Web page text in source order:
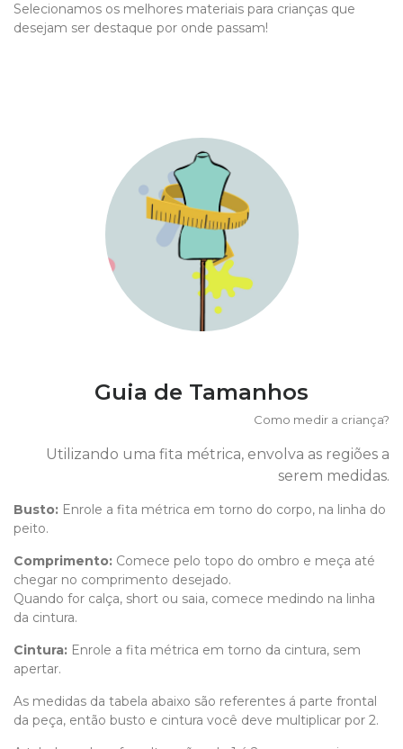
Selecionamos os melhores materiais para crianças que
desejam ser destaque por onde passam!
Guia de Tamanhos
Como medir a criança?
Utilizando uma fita métrica, envolva as regiões a
serem medidas.
Busto: Enrole a fita métrica em torno do corpo, na linha do
peito.
Comprimento: Comece pelo topo do ombro e meça até
chegar no comprimento desejado.
Quando for calça, short ou saia, comece medindo na linha
da cintura.
Cintura: Enrole a fita métrica em torno da cintura, sem
apertar.
As medidas da tabela abaixo são referentes á parte frontal
da peça, então busto e cintura você deve multiplicar por 2.